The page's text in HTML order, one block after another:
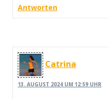
Antworten
Catrina
13. AUGUST 2024 UM 12:59 UHR